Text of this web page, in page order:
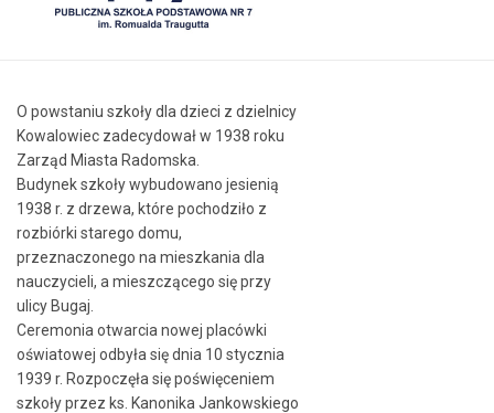
O powstaniu szkoły dla dzieci z dzielnicy
Kowalowiec zadecydował w 1938 roku
Zarząd Miasta Radomska.
Budynek szkoły wybudowano jesienią
1938 r. z drzewa, które pochodziło z
rozbiórki starego domu,
przeznaczonego na mieszkania dla
nauczycieli, a mieszczącego się przy
ulicy Bugaj.
Ceremonia otwarcia nowej placówki
oświatowej odbyła się dnia 10 stycznia
1939 r. Rozpoczęła się poświęceniem
szkoły przez ks. Kanonika Jankowskiego